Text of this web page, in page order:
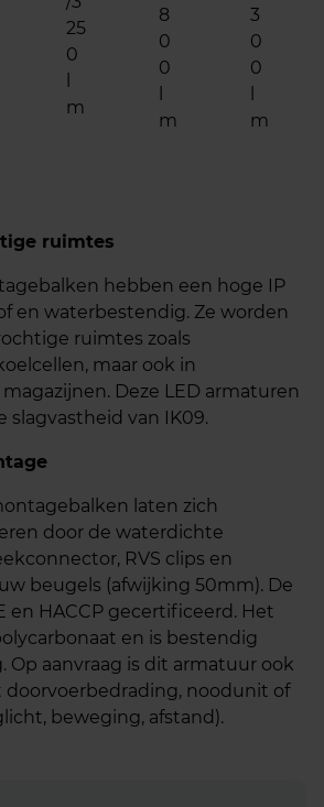
25
0
m
8
0
0
m
3
0
0
m
ruimtes
hebben een hoge IP
en waterbestendig. Ze worden
ruimtes zoals
maar ook in
Deze LED armaturen
slagvastheid van IK09.
laten zich
door de waterdichte
RVS clips en
beugels (afwijking 50mm). De
en HACCP gecertificeerd. Het
en is bestendig
Op aanvraag is dit armatuur ook
noodunit of
beweging, afstand).